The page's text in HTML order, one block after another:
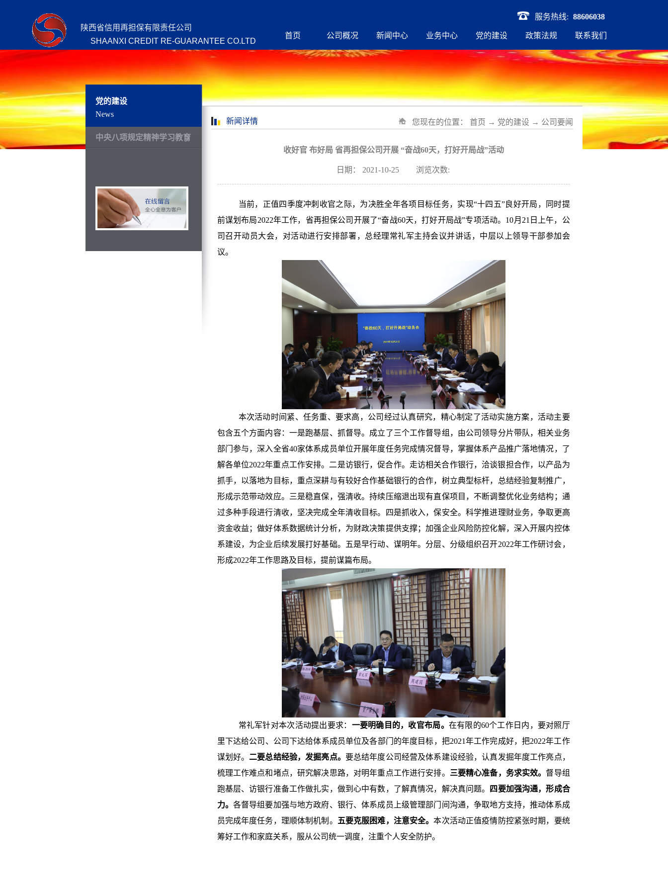
陕西省信用再担保有限责任公司
SHAANXI CREDIT RE-GUARANTEE CO.LTD
服务热线: 88606038
首页 公司概况 新闻中心 业务中心 党的建设 政策法规 联系我们
党的建设
News
中央八项规定精神学习教育
新闻详情 您现在的位置： 首页 → 党的建设 → 公司要闻
收好官 布好局 省再担保公司开展 “奋战60天，打好开局战”活动
日期： 2021-10-25 浏览次数:
当前，正值四季度冲刺收官之际，为决胜全年各项目标任务，实现“十四五”良好开局，同时提
前谋划布局2022年工作，省再担保公司开展了“奋战60天，打好开局战”专项活动。10月21日上午，公
司召开动员大会，对活动进行安排部署，总经理常礼军主持会议并讲话，中层以上领导干部参加会
议。
本次活动时间紧、任务重、要求高，公司经过认真研究，精心制定了活动实施方案，活动主要
包含五个方面内容：一是跑基层、抓督导。成立了三个工作督导组，由公司领导分片带队，相关业务
部门参与，深入全省40家体系成员单位开展年度任务完成情况督导，掌握体系产品推广落地情况，了
解各单位2022年重点工作安排。二是访银行，促合作。走访相关合作银行，洽谈银担合作，以产品为
抓手，以落地为目标，重点深耕与有较好合作基础银行的合作，树立典型标杆，总结经验复制推广，
形成示范带动效应。三是稳直保，强清收。持续压缩退出现有直保项目，不断调整优化业务结构；通
过多种手段进行清收，坚决完成全年清收目标。四是抓收入，保安全。科学推进理财业务，争取更高
资金收益；做好体系数据统计分析，为财政决策提供支撑；加强企业风险防控化解，深入开展内控体
系建设，为企业后续发展打好基础。五是早行动、谋明年。分层、分级组织召开2022年工作研讨会，
形成2022年工作思路及目标，提前谋篇布局。
常礼军针对本次活动提出要求： 一要明确目的，收官布局。 在有限的60个工作日内，要对照厅
里下达给公司、公司下达给体系成员单位及各部门的年度目标，把2021年工作完成好，把2022年工作
谋划好。 二要总结经验，发掘亮点。 要总结年度公司经营及体系建设经验，认真发掘年度工作亮点，
梳理工作难点和堵点，研究解决思路，对明年重点工作进行安排。 三要精心准备，务求实效。督导组
跑基层、访银行准备工作做扎实，做到心中有数，了解真情况，解决真问题。
四要加强沟通，形成合
力。 各督导组要加强与地方政府、银行、体系成员上级管理部门间沟通，争取地方支持，推动体系成
员完成年度任务，理顺体制机制。
五要克服困难，注意安全。本次活动正值疫情防控紧张时期，要统
筹好工作和家庭关系，服从公司统一调度，注重个人安全防护。